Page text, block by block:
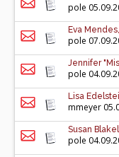
pole
Eva
pole
Jennifer
pole
Lisa
mmeyer
Susan
pole